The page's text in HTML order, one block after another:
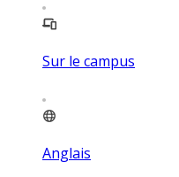
Sur le campus
Anglais